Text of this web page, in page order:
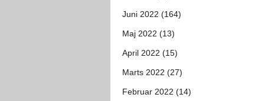
Juni 2022 (164)
Maj 2022 (13)
April 2022 (15)
Marts 2022 (27)
Februar 2022 (14)